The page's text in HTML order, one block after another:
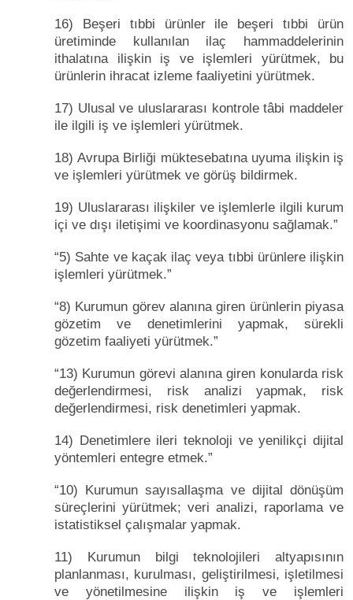
16) Beşeri tıbbi ürünler ile beşeri tıbbi ürün
üretiminde kullanılan ilaç hammaddelerinin
ithalatına ilişkin iş ve işlemleri yürütmek, bu
ürünlerin ihracat izleme faaliyetini yürütmek.
17) Ulusal ve uluslararası kontrole tâbi maddeler
ile ilgili iş ve işlemleri yürütmek.
18) Avrupa Birliği müktesebatına uyuma ilişkin iş
ve işlemleri yürütmek ve görüş bildirmek.
19) Uluslararası ilişkiler ve işlemlerle ilgili kurum
içi ve dışı iletişimi ve koordinasyonu sağlamak.”
“5) Sahte ve kaçak ilaç veya tıbbi ürünlere ilişkin
işlemleri yürütmek.”
“8) Kurumun görev alanına giren ürünlerin piyasa
gözetim ve denetimlerini yapmak, sürekli
gözetim faaliyeti yürütmek.”
“13) Kurumun görevi alanına giren konularda risk
değerlendirmesi, risk analizi yapmak, risk
değerlendirmesi, risk denetimleri yapmak.
14) Denetimlere ileri teknoloji ve yenilikçi dijital
yöntemleri entegre etmek.”
“10) Kurumun sayısallaşma ve dijital dönüşüm
süreçlerini yürütmek; veri analizi, raporlama ve
istatistiksel çalışmalar yapmak.
11) Kurumun bilgi teknolojileri altyapısının
planlanması, kurulması, geliştirilmesi, işletilmesi
ve yönetilmesine ilişkin iş ve işlemleri